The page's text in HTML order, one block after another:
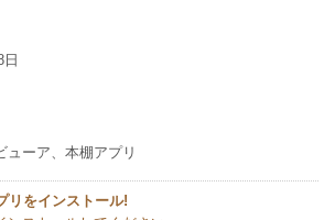
ューア、本棚アプリ
リをインストール!